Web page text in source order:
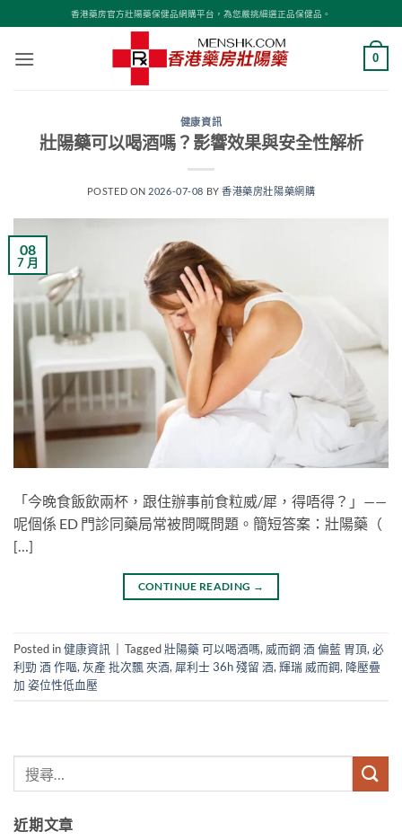
to
content
香港藥房官方壯陽藥保健品網購平台，為您嚴挑細選正品保健品。
0
健康資訊
壯陽藥可以喝酒嗎？影響效果與安全性解析
POSTED ON 2026-07-08 BY香港藥房壯陽藥網購
08
7 月
「今晚食飯飲兩杯，跟住辦事前食粒威/犀，得唔得？」——
呢個係 ED 門診同藥局常被問嘅問題。簡短答案：壯陽藥（
[…]
CONTINUE READING →
Posted in健康資訊 Tagged壯陽藥 可以喝酒嗎, 威而鋼 酒 偏藍 胃頂, 必
利勁 酒 作嘔, 灰產 批次飄 夾酒, 犀利士 36h 殘留 酒, 輝瑞 威而鋼, 降壓疊
加 姿位性低血壓
近期文章